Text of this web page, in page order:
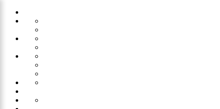
Saltar
Administración
Capacitación
Desarrollo
Gestión
Laborales
Selección